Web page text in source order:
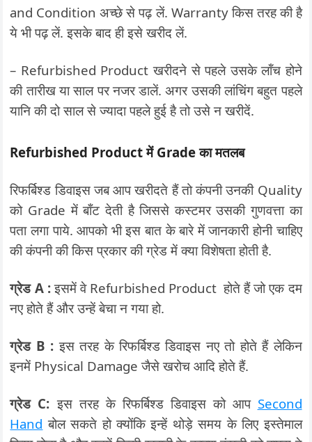
and Condition अच्छे से पढ़ लें. Warranty किस तरह की है
ये भी पढ़ लें. इसके बाद ही इसे खरीद लें.
– Refurbished Product खरीदने से पहले उसके लॉंच होने
की तारीख या साल पर नजर डालें. अगर उसकी लांचिंग बहुत पहले
यानि की दो साल से ज्यादा पहले हुई है तो उसे न खरीदें.
Refurbished Product में Grade का मतलब
रिफर्बिश्ड डिवाइस जब आप खरीदते हैं तो कंपनी उनकी Quality
को Grade में बाँट देती है जिससे कस्टमर उसकी गुणवत्ता का
पता लगा पाये. आपको भी इस बात के बारे में जानकारी होनी चाहिए
की कंपनी की किस प्रकार की ग्रेड में क्या विशेषता होती है.
ग्रेड A :इसमें वे Refurbished Product होते हैं जो एक दम
नए होते हैं और उन्हें बेचा न गया हो.
ग्रेड B : इस तरह के रिफर्बिश्ड डिवाइस नए तो होते हैं लेकिन
इनमें Physical Damage जैसे खरोच आदि होते हैं.
ग्रेड C: इस तरह के रिफर्बिश्ड डिवाइस को आप Second
Hand बोल सकते हो क्योंकि इन्हें थोड़े समय के लिए इस्तेमाल